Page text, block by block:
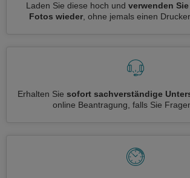
Laden Sie diese hoch und verwenden
Fotos wieder, ohne jemals einen
Erhalten Sie sofort sachverständige
online Beantragung, falls Sie